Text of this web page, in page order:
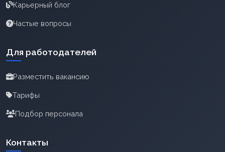
Карьерный блог
Частые вопросы
Для работодателей
Разместить вакансию
Тарифы
Подбор персонала
Контакты